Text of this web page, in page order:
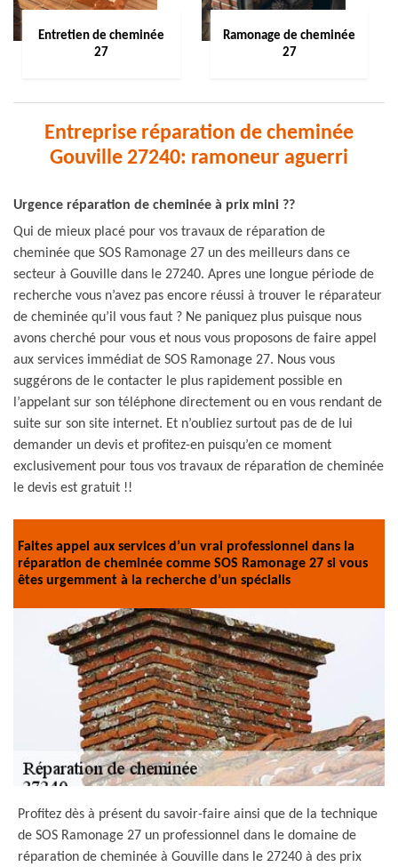
Entretien de cheminée
27
Ramonage de cheminée
27
Entreprise réparation de cheminée
Gouville 27240: ramoneur aguerri
Urgence réparation de cheminée à prix mini ??
Qui de mieux placé pour vos travaux de réparation de
cheminée que SOS Ramonage 27 un des meilleurs dans ce
secteur à Gouville dans le 27240. Apres une longue période de
recherche vous n’avez pas encore réussi à trouver le réparateur
de cheminée qu’il vous faut ? Ne paniquez plus puisque nous
avons cherché pour vous et nous vous proposons de faire appel
aux services immédiat de SOS Ramonage 27. Nous vous
suggérons de le contacter le plus rapidement possible en
l’appelant sur son téléphone directement ou en vous rendant de
suite sur son site internet. Et n’oubliez surtout pas de de lui
demander un devis et profitez-en puisqu’en ce moment
exclusivement pour tous vos travaux de réparation de cheminée
le devis est gratuit !!
Faites appel aux services d’un vrai professionnel dans la
réparation de cheminée comme SOS Ramonage 27 si vous
êtes urgemment à la recherche d’un spécialis
Profitez dès à présent du savoir-faire ainsi que de la technique
de SOS Ramonage 27 un professionnel dans le domaine de
réparation de cheminée à Gouville dans le 27240 à des prix